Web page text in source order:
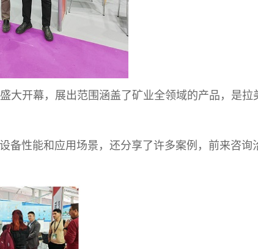
大开幕，展出范围涵盖了矿业全领域的产品，是拉
备性能和应用场景，还分享了许多案例，前来咨询